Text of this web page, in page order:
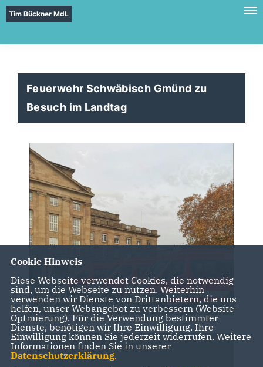
Tim Bückner MdL
Feuerwehr Schwäbisch Gmünd zu
Besuch im Landtag
Cookie Hinweis
Diese Webseite verwendet Cookies, die notwendig
sind, um die Webseite zu nutzen. Weiterhin
verwenden wir Dienste von Drittanbietern, die uns
helfen, unser Webangebot zu verbessern (Website-
Optmierung). Für die Verwendung bestimmter
Dienste, benötigen wir Ihre Einwilligung. Ihre
Einwilligung können Sie jederzeit widerrufen. Weitere
Informationen finden Sie in unserer
Datenschutzerklärung.